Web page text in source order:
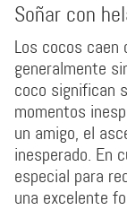
Soñar con
Los cocos caen
generalmente
coco significan
momentos
un amigo, el
inesperado. En
especial para
una excelente